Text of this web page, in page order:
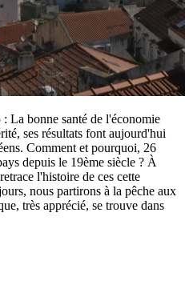
La bonne santé de l'économie
ses résultats font aujourd'hui
Comment et pourquoi, 26
depuis le 19ème siècle ? À
l'histoire de ces cette
nous partirons à la pêche aux
très apprécié, se trouve dans